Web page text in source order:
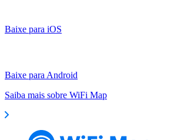
Baixe para iOS
Baixe para Android
Saiba mais sobre WiFi Map